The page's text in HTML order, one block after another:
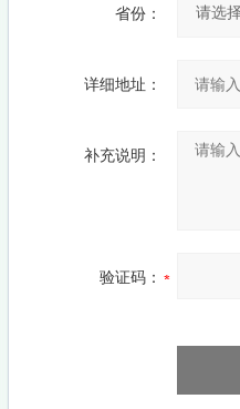
省份：
详细地址：
补充说明：
验证码：